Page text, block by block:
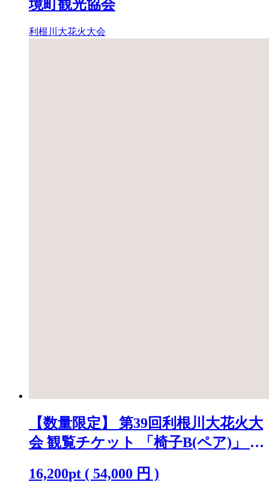
境町観光協会
利根川大花火大会
【数量限定】 第39回利根川大花火大
会 観覧チケット 「椅子B(ペア)」 ※
16,200pt ( 54,000 円 )